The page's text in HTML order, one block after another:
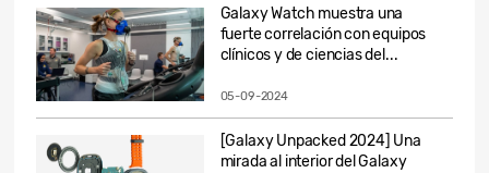
Galaxy Watch muestra una
fuerte correlación con equipos
clínicos y de ciencias del...
05-09-2024
[Galaxy Unpacked 2024] Una
mirada al interior del Galaxy